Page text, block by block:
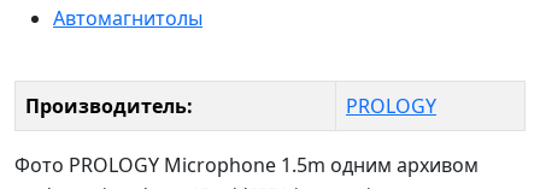
Автомагнитолы
Производитель: PROLOGY
Фото PROLOGY Microphone 1.5m одним архивом